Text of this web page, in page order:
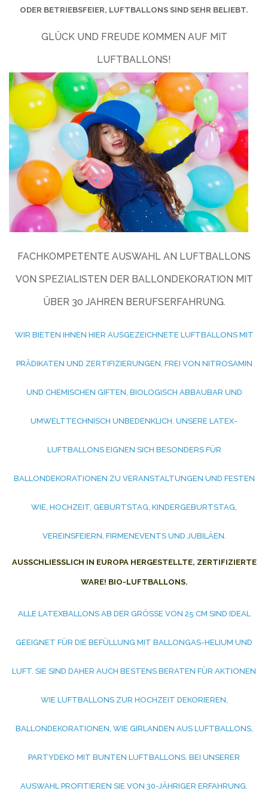
ODER BETRIEBSFEIER, LUFTBALLONS SIND SEHR BELIEBT.
GLÜCK UND FREUDE KOMMEN AUF MIT
LUFTBALLONS!
FACHKOMPETENTE AUSWAHL AN LUFTBALLONS
VON SPEZIALISTEN DER BALLONDEKORATION MIT
ÜBER 30 JAHREN BERUFSERFAHRUNG.
WIR BIETEN IHNEN HIER AUSGEZEICHNETE LUFTBALLONS MIT
PRÄDIKATEN UND ZERTIFIZIERUNGEN, FREI VON NITROSAMIN
UND CHEMISCHEN GIFTEN, BIOLOGISCH ABBAUBAR UND
UMWELTTECHNISCH UNBEDENKLICH. UNSERE LATEX-
LUFTBALLONS EIGNEN SICH BESONDERS FÜR
BALLONDEKORATIONEN ZU VERANSTALTUNGEN UND FESTEN
WIE, HOCHZEIT, GEBURTSTAG, KINDERGEBURTSTAG,
VEREINSFEIERN, FIRMENEVENTS UND JUBILÄEN.
AUSSCHLIESSLICH IN EUROPA HERGESTELLTE, ZERTIFIZIERTE W
ARE! BIO-LUFTBALLONS.
ALLE LATEXBALLONS AB DER GRÖSSE VON 25 CM SIND IDEAL G
EEIGNET FÜR DIE BEFÜLLUNG MIT BALLONGAS-HELIUM UND L
UFT. SIE SIND DAHER AUCH BESTENS BERATEN FÜR AKTIONEN W
IE LUFTBALLONS ZUR HOCHZEIT DEKORIEREN, B
ALLONDEKORATIONEN, WIE GIRLANDEN AUS LUFTBALLONS, P
ARTYDEKO MIT BUNTEN LUFTBALLONS. BEI UNSERER A
USWAHL PROFITIEREN SIE VON 30-JÄHRIGER ERFAHRUNG. B